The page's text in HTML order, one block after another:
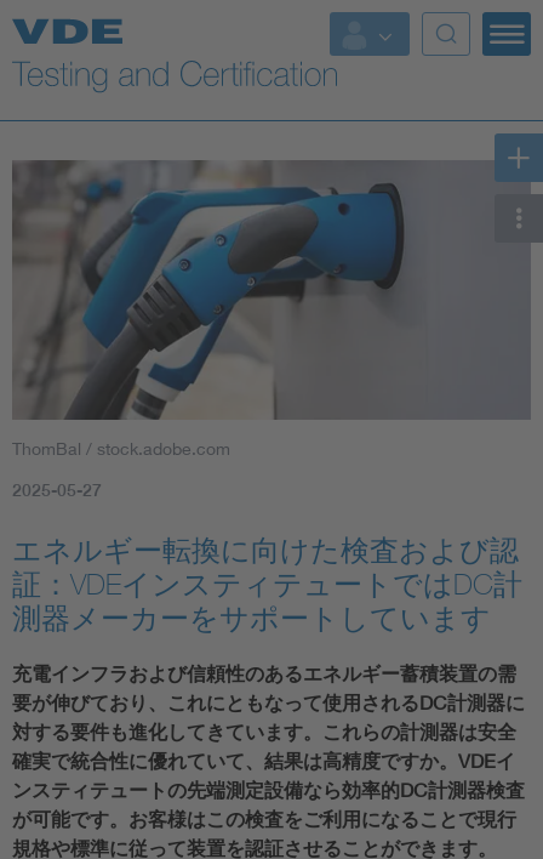
Key Topics
ThomBal / stock.adobe.com
2025-05-27
エネルギー転換に向けた検査および認
証：VDEインスティテュートではDC計
測器メーカーをサポートしています
充電インフラおよび信頼性のあるエネルギー蓄積装置の需
要が伸びており、これにともなって使用されるDC計測器に
対する要件も進化してきています。これらの計測器は安全
確実で統合性に優れていて、結果は高精度ですか。VDEイ
ンスティテュートの先端測定設備なら効率的DC計測器検査
が可能です。お客様はこの検査をご利用になることで現行
規格や標準に従って装置を認証させることができます。